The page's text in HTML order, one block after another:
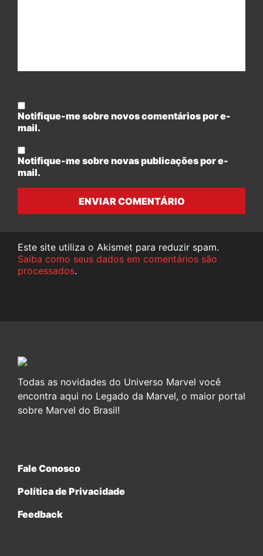
Notifique-me sobre novos comentários por e-
mail.
Notifique-me sobre novas publicações por e-
mail.
ENVIAR COMENTÁRIO
Este site utiliza o Akismet para reduzir spam.
Saiba como seus dados em comentários são
processados.
Todas as novidades do Universo Marvel você
encontra aqui no Legado da Marvel, o maior portal
sobre Marvel do Brasil!
Fale Conosco
Política de Privacidade
Feedback